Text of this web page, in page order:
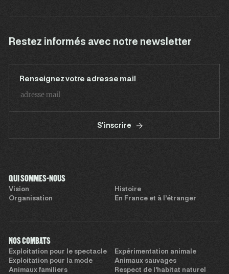
Restez informés avec notre newsletter
Renseignez votre adresse mail
S'inscrire
QUI SOMMES-NOUS
Vision
Histoire
Organisation
En France et à l’étranger
NOS COMBATS
Exploitation pour le spectacle
Expérimentation animale
Exploitation pour la mode
Animaux sauvages
Animaux familiers
Respect de l’habitat naturel